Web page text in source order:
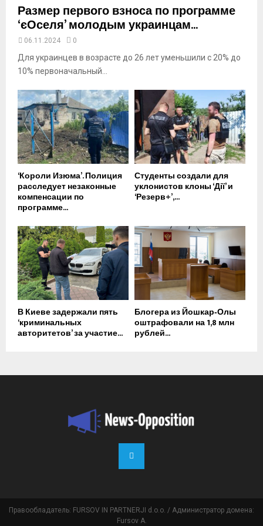
Размер первого взноса по программе
‘єОселя’ молодым украинцам...
06.11.2024 0
Для украинцев в возрасте до 26 лет уменьшили с 20% до
10% первоначальный...
‘Короли Изюма’. Полиция
расследует незаконные
компенсации по
программе...
Студенты создали для
уклонистов клоны ‘Дії’ и
‘Резерв+’,...
В Киеве задержали пять
‘криминальных
авторитетов’ за участие...
Блогера из Йошкар‑Олы
оштрафовали на 1,8 млн
рублей...
Правообладатель: FURSOV IN PARTNERJI d.o.o. / Администратор домена:
Fursov A.